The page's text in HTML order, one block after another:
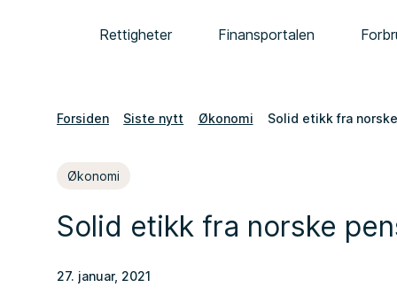
Rettigheter Finansportalen
Forsiden Siste nytt Økonomi Solid etikk fra
Økonomi
Solid etikk fra norske
27. januar, 2021